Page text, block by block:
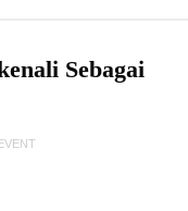
Sebagai